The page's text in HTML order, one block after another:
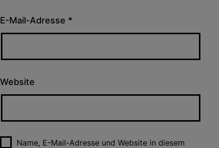
E-Mail-Adresse *
Website
Name, E-Mail-Adresse und Website in diesem